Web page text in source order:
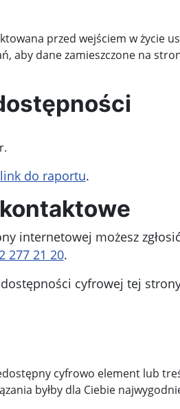
przed wejściem w życie
aby dane zamieszczone na
link do raportu.
internetowej możesz
277 21 20.
cyfrowej tej
cyfrowo element lub
byłby dla Ciebie